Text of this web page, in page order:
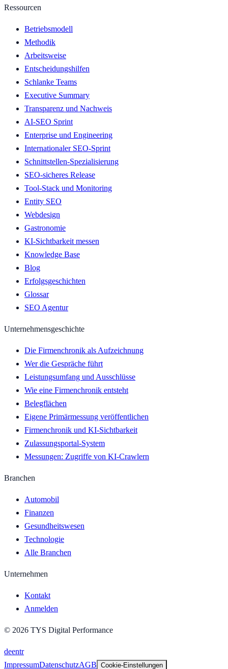
Ressourcen
Betriebsmodell
Methodik
Arbeitsweise
Entscheidungshilfen
Schlanke Teams
Executive Summary
Transparenz und Nachweis
AI-SEO Sprint
Enterprise und Engineering
Internationaler SEO-Sprint
Schnittstellen-Spezialisierung
SEO-sicheres Release
Tool-Stack und Monitoring
Entity SEO
Webdesign
Gastronomie
KI-Sichtbarkeit messen
Knowledge Base
Blog
Erfolgsgeschichten
Glossar
SEO Agentur
Unternehmensgeschichte
Die Firmenchronik als Aufzeichnung
Wer die Gespräche führt
Leistungsumfang und Ausschlüsse
Wie eine Firmenchronik entsteht
Belegflächen
Eigene Primärmessung veröffentlichen
Firmenchronik und KI-Sichtbarkeit
Zulassungsportal-System
Messungen: Zugriffe von KI-Crawlern
Branchen
Automobil
Finanzen
Gesundheitswesen
Technologie
Alle Branchen
Unternehmen
Kontakt
Anmelden
© 2026 TYS Digital Performance
deentr
ImpressumDatenschutzAGB Cookie-Einstellungen